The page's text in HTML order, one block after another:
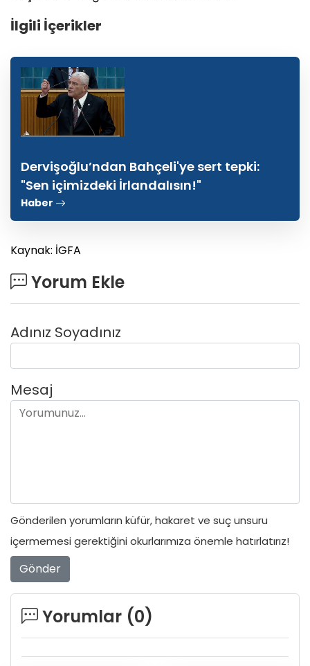
İlgili İçerikler
Dervişoğlu’ndan Bahçeli'ye sert tepki:
"Sen içimizdeki İrlandalısın!"
Haber
Kaynak: İGFA
Yorum Ekle
Adınız Soyadınız
Mesaj
Gönderilen yorumların küfür, hakaret ve suç unsuru
içermemesi gerektiğini okurlarımıza önemle hatırlatırız!
Gönder
Yorumlar (0)